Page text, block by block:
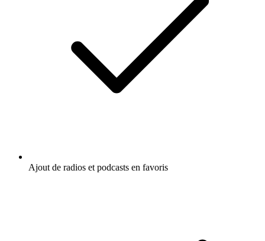
Ajout de radios et podcasts en favoris